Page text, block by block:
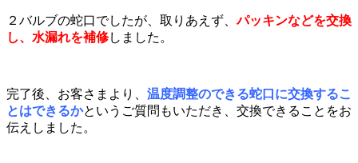
２バルブの蛇口でしたが、取りあえず、パッキンなどを交換
し、水漏れを補修しました。
完了後、お客さまより、 温度調整のできる蛇口に交換するこ
とはできるかというご質問もいただき、交換できることをお
伝えしました。